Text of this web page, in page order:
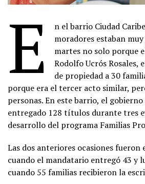
E
n el barrio Ciudad
moradores estaban
martes no solo porque
Rodolfo Ucrós
de propiedad a 30
porque era el tercer acto similar,
personas. En este barrio, el
entregado 128 títulos durante tres
desarrollo del programa Familias
Las dos anteriores ocasiones fueron
cuando el mandatario entregó 43 y
cuando 55 familias recibieron la